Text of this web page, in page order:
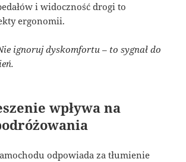
i widoczność drogi to
ergonomii.
ignoruj dyskomfortu – to sygnał do
wpływa na
odpowiada za tłumienie